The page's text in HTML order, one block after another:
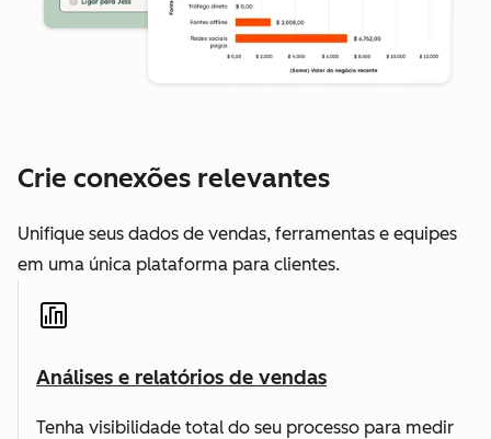
Crie conexões relevantes
Unifique seus dados de vendas, ferramentas e equipes
em uma única plataforma para clientes.
Análises e relatórios de vendas
Tenha visibilidade total do seu processo para medir